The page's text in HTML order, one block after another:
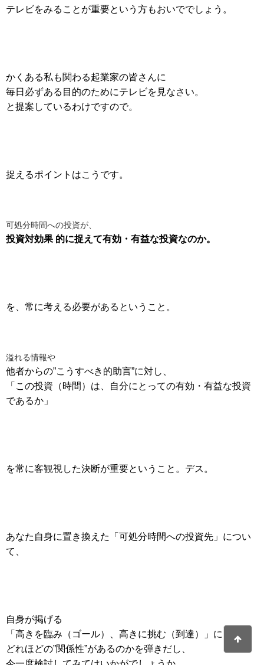
テレビをみることが重要という方もおいででしょう。
かくある私も関わる起業家の皆さんに
毎日必ずある目的のためにテレビを見なさい。
と提案しているわけですので。
捉えるポイントはこうです。
可処分時間への投資が、
投資対効果 的に捉えて有効・有益な投資なのか。
を、常に考える必要があるということ。
溢れる情報や
他者からの”こうすべき的助言”に対し、
「この投資（時間）は、自分にとっての有効・有益な投資
であるか」
を常に客観視した決断が重要ということ。デス。
あなた自身に置き換えた「可処分時間への投資先」につい
て、
自身が掲げる
「高きを臨み（ゴール）、高きに挑む（到達）」に
どれほどの”関係性”があるのかを弾きだし、